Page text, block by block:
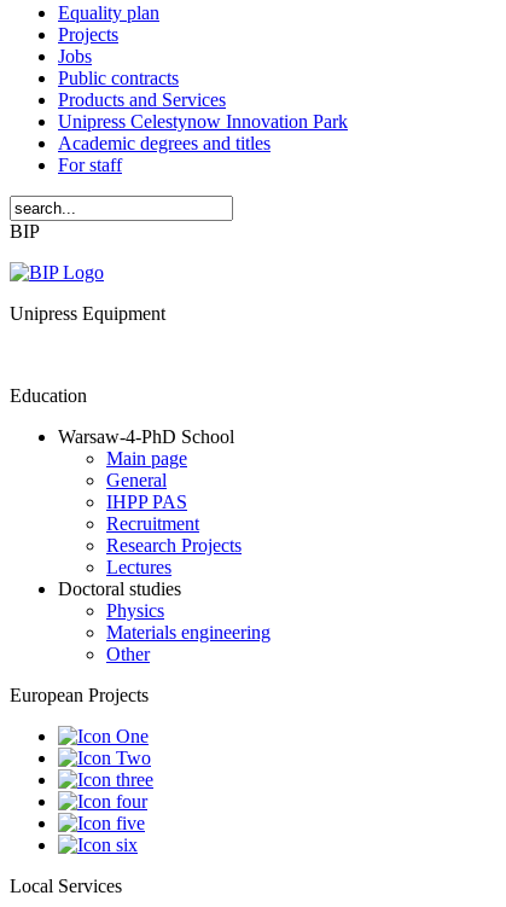
Equality plan
Projects
Jobs
Public contracts
Products and Services
Unipress Celestynow Innovation Park
Academic degrees and titles
For staff
BIP
Unipress Equipment
Education
Warsaw-4-PhD School
Main page
General
IHPP PAS
Recruitment
Research Projects
Lectures
Doctoral studies
Physics
Materials engineering
Other
European Projects
Local Services